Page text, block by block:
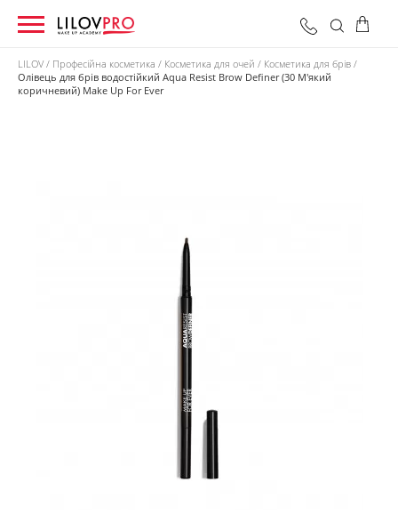
LILOV Професійна косметика Косметика для очей
Косметика для брів
Олівець для брів водостійкий Aqua Resist Brow Definer (30 М'який
коричневий) Make Up For Ever